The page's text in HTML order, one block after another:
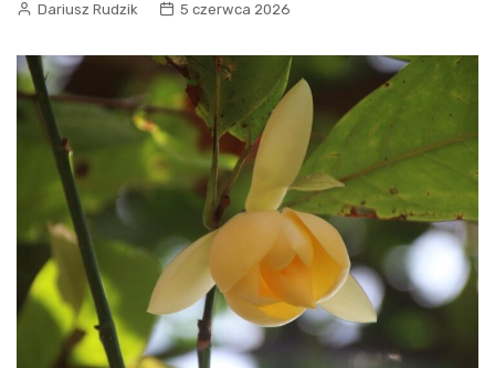
Dariusz Rudzik 5 czerwca 2026